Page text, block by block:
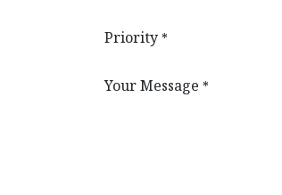
Priority *
Your Message *